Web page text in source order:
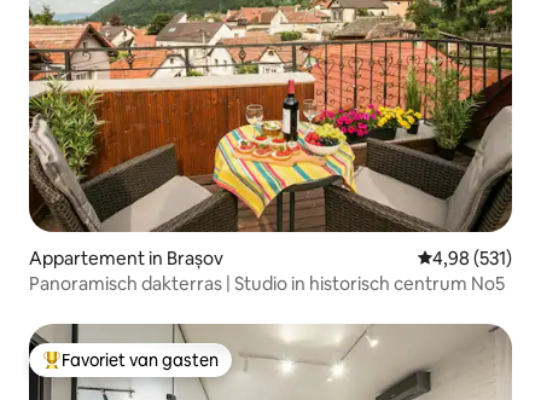
Appartement in Brașov Gemiddelde
4,98 (531)
Panoramisch dakterras | Studio in historisch centrum No5
Topfavoriet van gasten
Favoriet van gasten